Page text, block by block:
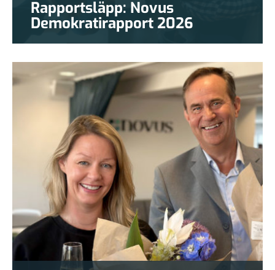
Rapportsläpp: Novus
Demokratirapport 2026